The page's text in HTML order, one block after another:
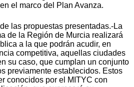
el marco del Plan Avanza.
las propuestas presentadas.-La
de la Región de Murcia realizará
a la que podrán acudir, en
competitiva, aquellas ciudades
su caso, que cumplan un conjunto
previamente establecidos. Estos
conocidos por el MITYC con